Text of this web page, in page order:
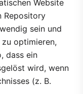
Website
Repository
sein und
optimieren,
dass ein
wird, wenn
(z. B.